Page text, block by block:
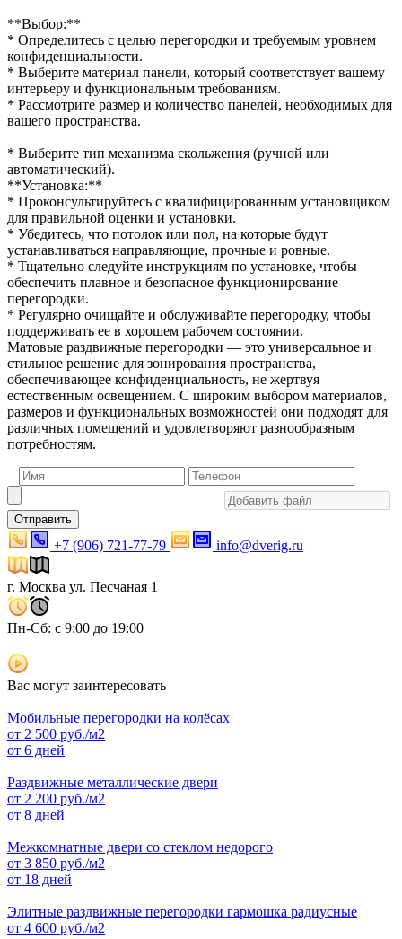
**Выбор:**
* Определитесь с целью перегородки и требуемым уровнем
конфиденциальности.
* Выберите материал панели, который соответствует вашему
интерьеру и функциональным требованиям.
* Рассмотрите размер и количество панелей, необходимых для
вашего пространства.
* Выберите тип механизма скольжения (ручной или
автоматический).
**Установка:**
* Проконсультируйтесь с квалифицированным установщиком
для правильной оценки и установки.
* Убедитесь, что потолок или пол, на которые будут
устанавливаться направляющие, прочные и ровные.
* Тщательно следуйте инструкциям по установке, чтобы
обеспечить плавное и безопасное функционирование
перегородки.
* Регулярно очищайте и обслуживайте перегородку, чтобы
поддерживать ее в хорошем рабочем состоянии.
Матовые раздвижные перегородки — это универсальное и
стильное решение для зонирования пространства,
обеспечивающее конфиденциальность, не жертвуя
естественным освещением. С широким выбором материалов,
размеров и функциональных возможностей они подходят для
различных помещений и удовлетворяют разнообразным
потребностям.
Отправить
+7 (906) 721-77-79 info@dverig.ru
г. Москва ул. Песчаная 1
Пн-Сб: с 9:00 до 19:00
Вас могут заинтересовать
Мобильные перегородки на колёсах
от 2 500 руб./м2
от 6 дней
Раздвижные металлические двери
от 2 200 руб./м2
от 8 дней
Межкомнатные двери со стеклом недорого
от 3 850 руб./м2
от 18 дней
Элитные раздвижные перегородки гармошка радиусные
от 4 600 руб./м2